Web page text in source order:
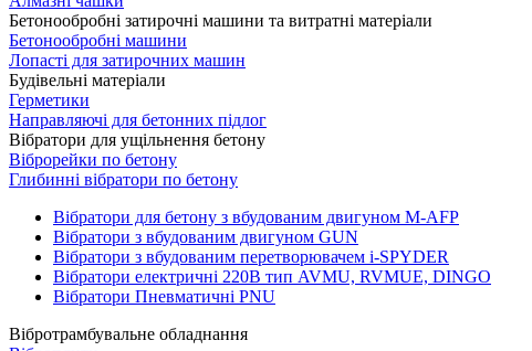
Бетонообробні затирочні машини та витратні матеріали
Бетонообробні машини
Лопасті для затирочних машин
Будівельні матеріали
Герметики
Направляючі для бетонних підлог
Вібратори для ущільнення бетону
Віброрейки по бетону
Глибинні вібратори по бетону
Вібратори для бетону з вбудованим двигуном M-AFP
Вібратори з вбудованим двигуном GUN
Вібратори з вбудованим перетворювачем i-SPYDER
Вібратори електричні 220B тип AVMU, RVMUE, DINGO
Вібратори Пневматичні PNU
Вібротрамбувальне обладнання